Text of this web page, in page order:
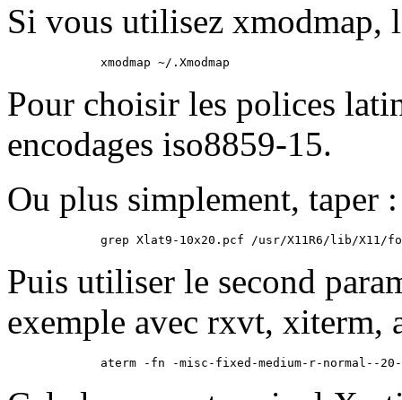
Si vous utilisez xmodmap,
Pour choisir les polices
encodages iso8859-15.
Ou plus simplement, taper :
Puis utiliser le second
exemple avec rxvt, xiterm,